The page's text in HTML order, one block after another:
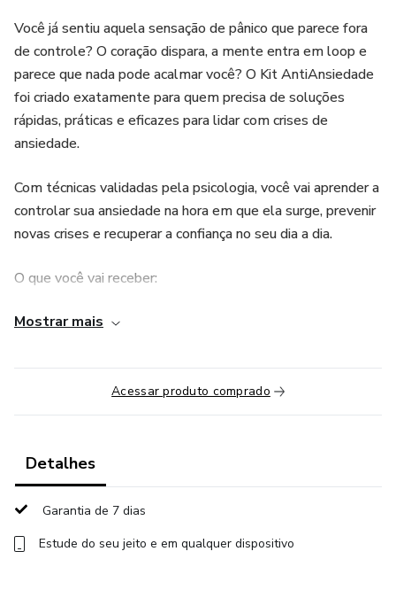
Você já sentiu aquela sensação de pânico que parece fora
de controle? O coração dispara, a mente entra em loop e
parece que nada pode acalmar você? O Kit AntiAnsiedade
foi criado exatamente para quem precisa de soluções
rápidas, práticas e eficazes para lidar com crises de
ansiedade.
Com técnicas validadas pela psicologia, você vai aprender a
controlar sua ansiedade na hora em que ela surge, prevenir
novas crises e recuperar a confiança no seu dia a dia.
O que você vai receber:
5 aulas em vídeo: entender por que a crise acontece,
Mini-guia PDF: checklist rápido para agir na hora da crise,
frases de ancoragem e resumo das técnicas.
Bônus exclusivos: checklist diário de prevenção, aula extra
sobre atenção plena.
Mostrar mais
Acessar produto comprado
Detalhes
Garantia de 7 dias
Estude do seu jeito e em qualquer dispositivo